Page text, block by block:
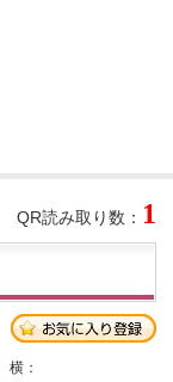
QR読み取り数： 1
横：